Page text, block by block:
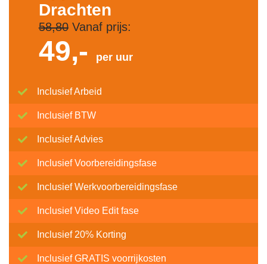
Drachten
58,80Vanaf prijs:
49,- per uur
Inclusief Arbeid
Inclusief BTW
Inclusief Advies
Inclusief Voorbereidingsfase
Inclusief Werkvoorbereidingsfase
Inclusief Video Edit fase
Inclusief 20% Korting
Inclusief GRATIS voorrijkosten